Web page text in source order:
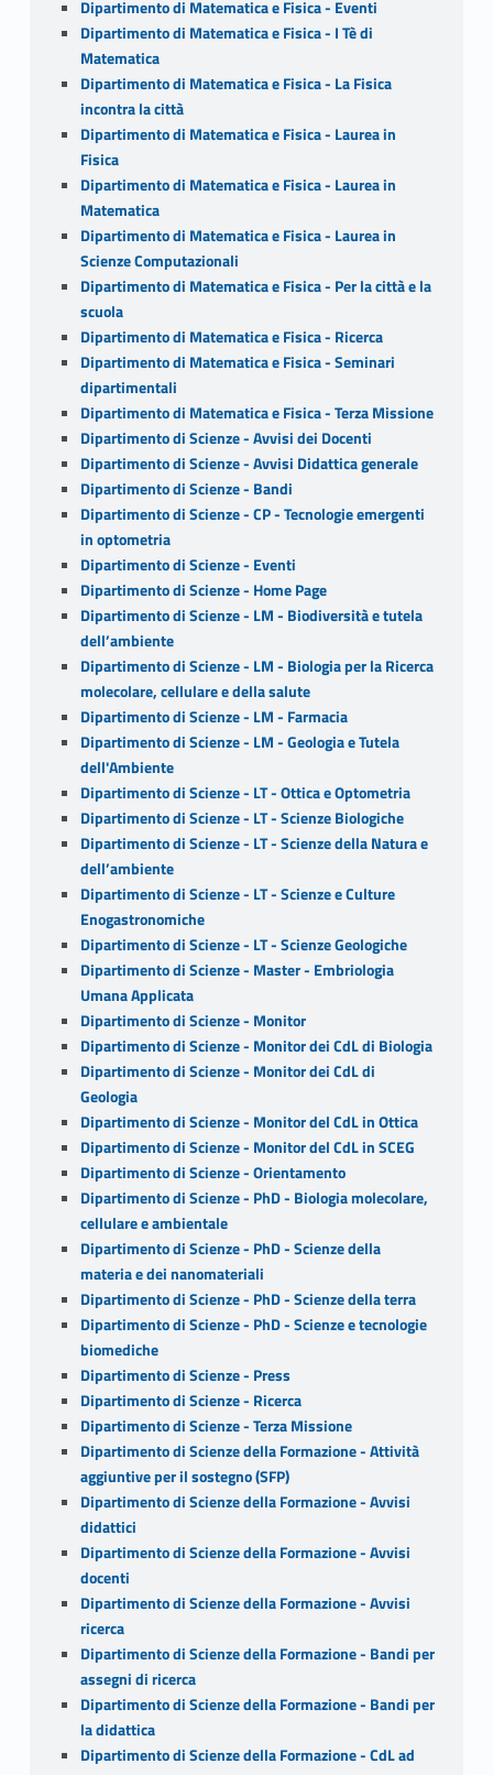
Dipartimento di Matematica e Fisica - Eventi
Dipartimento di Matematica e Fisica - I Tè di
Matematica
Dipartimento di Matematica e Fisica - La Fisica
incontra la città
Dipartimento di Matematica e Fisica - Laurea in
Fisica
Dipartimento di Matematica e Fisica - Laurea in
Matematica
Dipartimento di Matematica e Fisica - Laurea in
Scienze Computazionali
Dipartimento di Matematica e Fisica - Per la città e la
scuola
Dipartimento di Matematica e Fisica - Ricerca
Dipartimento di Matematica e Fisica - Seminari
dipartimentali
Dipartimento di Matematica e Fisica - Terza Missione
Dipartimento di Scienze - Avvisi dei Docenti
Dipartimento di Scienze - Avvisi Didattica generale
Dipartimento di Scienze - Bandi
Dipartimento di Scienze - CP - Tecnologie emergenti
in optometria
Dipartimento di Scienze - Eventi
Dipartimento di Scienze - Home Page
Dipartimento di Scienze - LM - Biodiversità e tutela
dell’ambiente
Dipartimento di Scienze - LM - Biologia per la Ricerca
molecolare, cellulare e della salute
Dipartimento di Scienze - LM - Farmacia
Dipartimento di Scienze - LM - Geologia e Tutela
dell'Ambiente
Dipartimento di Scienze - LT - Ottica e Optometria
Dipartimento di Scienze - LT - Scienze Biologiche
Dipartimento di Scienze - LT - Scienze della Natura e
dell’ambiente
Dipartimento di Scienze - LT - Scienze e Culture
Enogastronomiche
Dipartimento di Scienze - LT - Scienze Geologiche
Dipartimento di Scienze - Master - Embriologia
Umana Applicata
Dipartimento di Scienze - Monitor
Dipartimento di Scienze - Monitor dei CdL di Biologia
Dipartimento di Scienze - Monitor dei CdL di
Geologia
Dipartimento di Scienze - Monitor del CdL in Ottica
Dipartimento di Scienze - Monitor del CdL in SCEG
Dipartimento di Scienze - Orientamento
Dipartimento di Scienze - PhD - Biologia molecolare,
cellulare e ambientale
Dipartimento di Scienze - PhD - Scienze della
materia e dei nanomateriali
Dipartimento di Scienze - PhD - Scienze della terra
Dipartimento di Scienze - PhD - Scienze e tecnologie
biomediche
Dipartimento di Scienze - Press
Dipartimento di Scienze - Ricerca
Dipartimento di Scienze - Terza Missione
Dipartimento di Scienze della Formazione - Attività
aggiuntive per il sostegno (SFP)
Dipartimento di Scienze della Formazione - Avvisi
didattici
Dipartimento di Scienze della Formazione - Avvisi
docenti
Dipartimento di Scienze della Formazione - Avvisi
ricerca
Dipartimento di Scienze della Formazione - Bandi per
assegni di ricerca
Dipartimento di Scienze della Formazione - Bandi per
la didattica
Dipartimento di Scienze della Formazione - CdL ad